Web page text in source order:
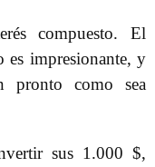
compuesto. El
es impresionante, y
pronto como sea
sus 1.000 $,